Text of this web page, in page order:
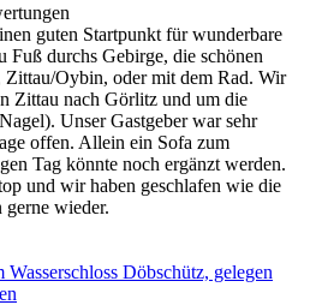
guten Startpunkt für wunderbare
Fuß durchs Gebirge, die schönen
Oybin, oder mit dem Rad. Wir
Zittau nach Görlitz und um die
Unser Gastgeber war sehr
offen. Allein ein Sofa zum
Tag könnte noch ergänzt werden.
und wir haben geschlafen wie die
wieder.
Döbschütz, gelegen